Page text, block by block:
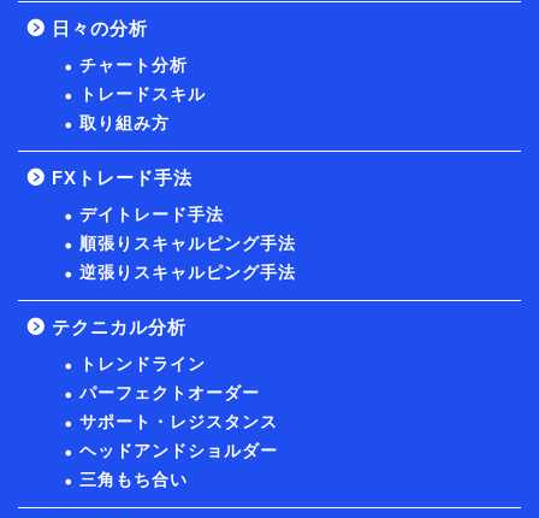
日々の分析
チャート分析
トレードスキル
取り組み方
FXトレード手法
デイトレード手法
順張りスキャルピング手法
逆張りスキャルピング手法
テクニカル分析
トレンドライン
パーフェクトオーダー
サポート・レジスタンス
ヘッドアンドショルダー
三角もち合い